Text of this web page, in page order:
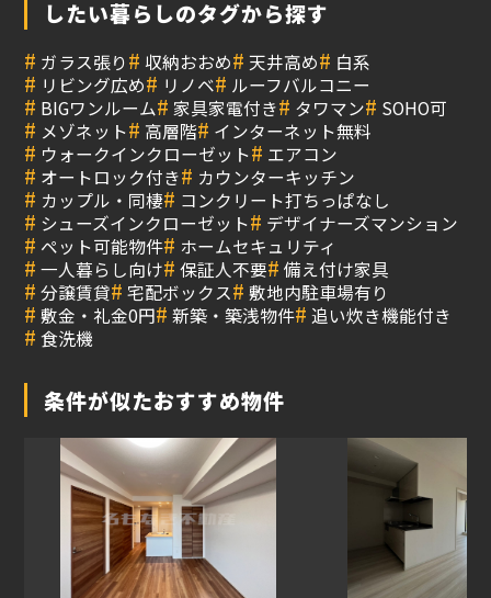
したい暮らしのタグから探す
# ガラス張り# 収納おおめ# 天井高め# 白系
# リビング広め# リノベ# ルーフバルコニー
# BIGワンルーム# 家具家電付き# タワマン# SOHO可
# メゾネット# 高層階# インターネット無料
# ウォークインクローゼット# エアコン
# オートロック付き# カウンターキッチン
# カップル・同棲# コンクリート打ちっぱなし
# シューズインクローゼット# デザイナーズマンション
# ペット可能物件# ホームセキュリティ
# 一人暮らし向け# 保証人不要# 備え付け家具
# 分譲賃貸# 宅配ボックス# 敷地内駐車場有り
# 敷金・礼金0円# 新築・築浅物件# 追い炊き機能付き
# 食洗機
条件が似たおすすめ物件